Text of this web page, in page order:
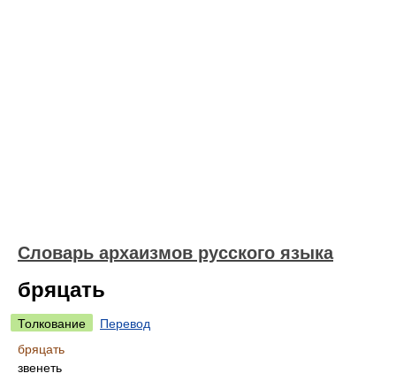
Cловарь архаизмов русского языка
бряцать
Толкование
Перевод
бряцать
звенеть